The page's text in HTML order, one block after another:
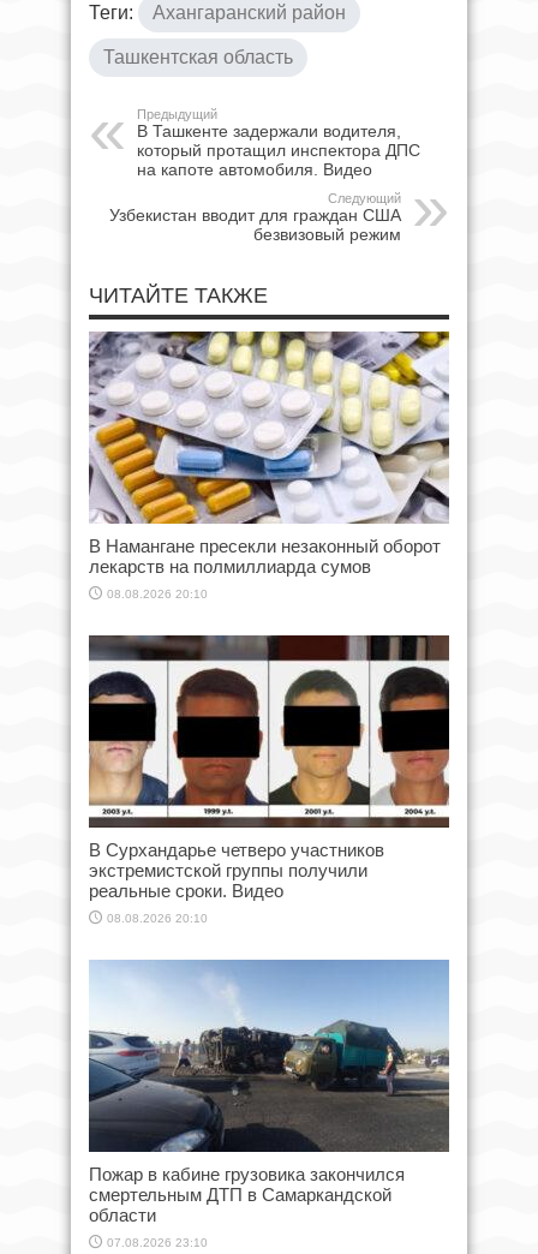
Теги: Ахангаранский район
Ташкентская область
Предыдущий
В Ташкенте задержали водителя,
который протащил инспектора ДПС
на капоте автомобиля. Видео
Следующий
Узбекистан вводит для граждан США
безвизовый режим
ЧИТАЙТЕ ТАКЖЕ
В Намангане пресекли незаконный оборот
лекарств на полмиллиарда сумов
08.08.2026 20:10
В Сурхандарье четверо участников
экстремистской группы получили
реальные сроки. Видео
08.08.2026 20:10
Пожар в кабине грузовика закончился
смертельным ДТП в Самаркандской
области
07.08.2026 23:10